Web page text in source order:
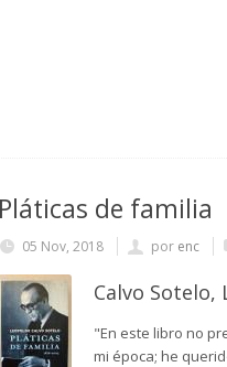
Pláticas de familia
05 Nov, 2018 por enc
Calvo Sotelo,
"En este libro no
mi época; he